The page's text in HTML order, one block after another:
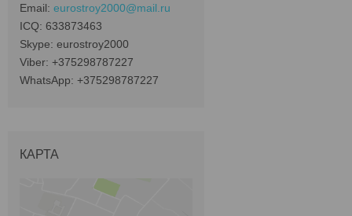
eurostroy2000@mail.ru
633873463
eurostroy2000
+375298787227
+375298787227
КАРТА